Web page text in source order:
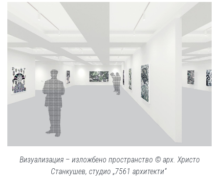
Визуализация – изложбено пространство © арх. Христо
Станкушев, студио „7561 архитекти“